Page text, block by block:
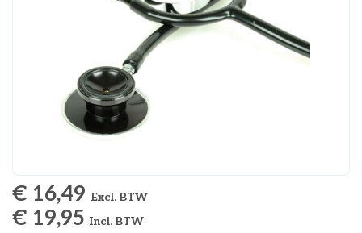
€ 16,49 Excl. BTW
€ 19,95 Incl. BTW